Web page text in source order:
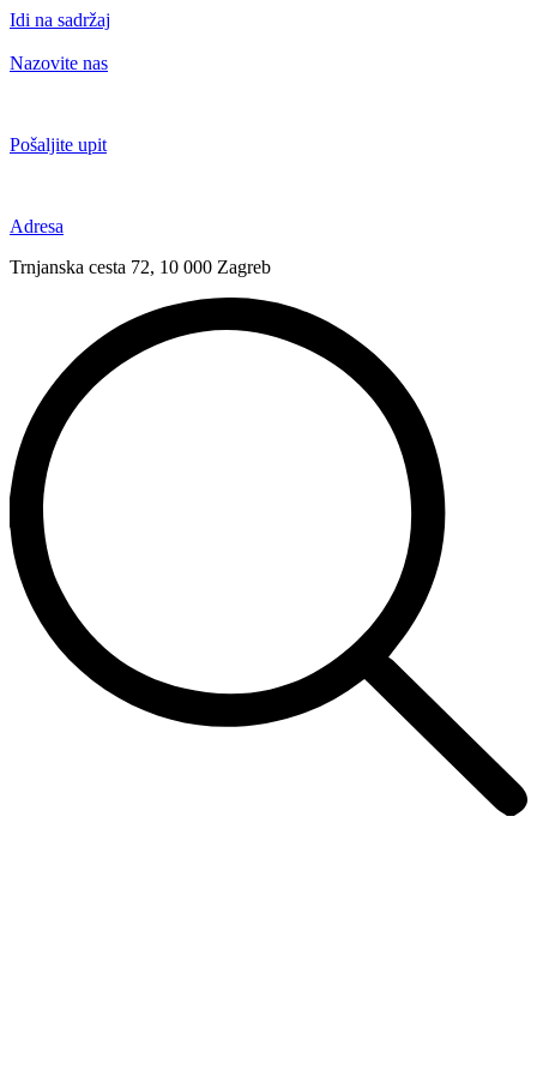
Idi na sadržaj
Nazovite nas
Pošaljite upit
Adresa
Trnjanska cesta 72, 10 000 Zagreb